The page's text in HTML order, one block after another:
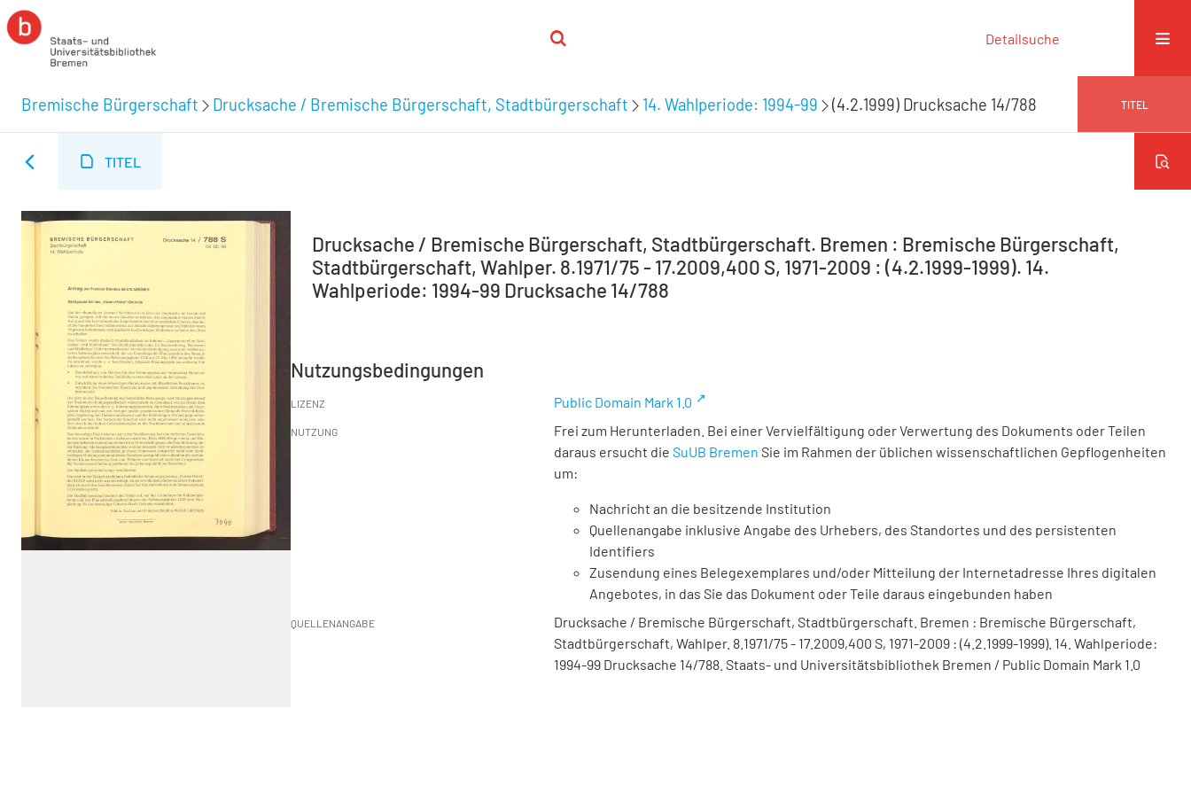
Detailsuche
Bremische Bürgerschaft Drucksache / Bremische Bürgerschaft, Stadtbürgerschaft 14. Wahlperiode: 1994-99 (4.2.1999) Drucksache 14/788 TITEL
TITEL
Drucksache / Bremische Bürgerschaft, Stadtbürgerschaft. Bremen : Bremische Bürgerschaft,
Stadtbürgerschaft, Wahlper. 8.1971/75 - 17.2009,400 S, 1971-2009 : (4.2.1999-1999). 14.
Wahlperiode: 1994-99 Drucksache 14/788
Nutzungsbedingungen
LIZENZ Public Domain Mark 1.0
NUTZUNG
Frei zum Herunterladen. Bei einer Vervielfältigung oder Verwertung des Dokuments oder Teilen
daraus ersucht die SuUB Bremen Sie im Rahmen der üblichen wissenschaftlichen Gepflogenheiten
um:
Nachricht an die besitzende Institution
Quellenangabe inklusive Angabe des Urhebers, des Standortes und des persistenten
Identifiers
Zusendung eines Belegexemplares und/oder Mitteilung der Internetadresse Ihres digitalen
Angebotes, in das Sie das Dokument oder Teile daraus eingebunden haben
QUELLENANGABE
Drucksache / Bremische Bürgerschaft, Stadtbürgerschaft. Bremen : Bremische Bürgerschaft,
Stadtbürgerschaft, Wahlper. 8.1971/75 - 17.2009,400 S, 1971-2009 : (4.2.1999-1999). 14. Wahlperiode:
1994-99 Drucksache 14/788. Staats- und Universitätsbibliothek Bremen / Public Domain Mark 1.0